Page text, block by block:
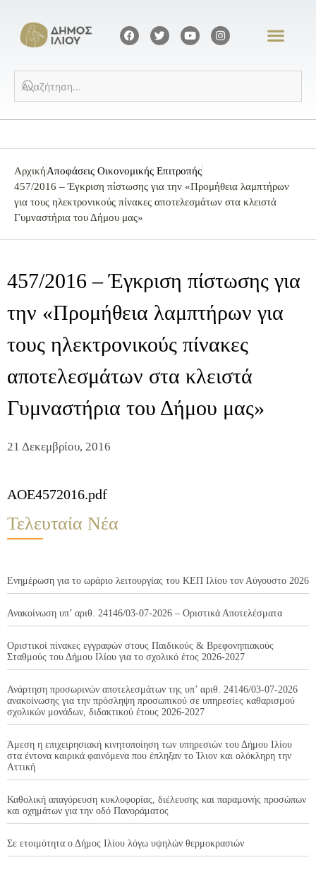
ΑρχικήΑποφάσεις Οικονομικής Επιτροπής
457/2016 – Έγκριση πίστωσης για την «Προμήθεια λαμπτήρων
για τους ηλεκτρονικούς πίνακες αποτελεσμάτων στα κλειστά
Γυμναστήρια του Δήμου μας»
457/2016 – Έγκριση πίστωσης για
την «Προμήθεια λαμπτήρων για
τους ηλεκτρονικούς πίνακες
αποτελεσμάτων στα κλειστά
Γυμναστήρια του Δήμου μας»
21 Δεκεμβρίου, 2016
AOE4572016.pdf
Τελευταία Νέα
Ενημέρωση για το ωράριο λειτουργίας του ΚΕΠ Ιλίου τον Αύγουστο 2026
Ανακοίνωση υπ’ αριθ. 24146/03-07-2026 – Οριστικά Αποτελέσματα
Οριστικοί πίνακες εγγραφών στους Παιδικούς & Βρεφονηπιακούς
Σταθμούς του Δήμου Ιλίου για το σχολικό έτος 2026-2027
Ανάρτηση προσωρινών αποτελεσμάτων της υπ’ αριθ. 24146/03-07-2026
ανακοίνωσης για την πρόσληψη προσωπικού σε υπηρεσίες καθαρισμού
σχολικών μονάδων, διδακτικού έτους 2026-2027
Άμεση η επιχειρησιακή κινητοποίηση των υπηρεσιών του Δήμου Ιλίου
στα έντονα καιρικά φαινόμενα που έπληξαν το Ίλιον και ολόκληρη την
Αττική
Καθολική απαγόρευση κυκλοφορίας, διέλευσης και παραμονής προσώπων
και οχημάτων για την οδό Πανοράματος
Σε ετοιμότητα ο Δήμος Ιλίου λόγω υψηλών θερμοκρασιών